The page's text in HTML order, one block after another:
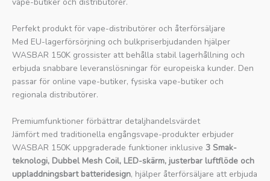
vape-butiker och distributörer.
Perfekt produkt för vape-distributörer och återförsäljare
Med EU-lagerförsörjning och bulkpriserbjudanden hjälper
WASBAR 150K grossister att behålla stabil lagerhållning och
erbjuda snabbare leveranslösningar för europeiska kunder. Den
passar för online vape-butiker, fysiska vape-butiker och
regionala distributörer.
Premiumfunktioner förbättrar detaljhandelsvärdet
Jämfört med traditionella engångsvape-produkter erbjuder
WASBAR 150K uppgraderade funktioner inklusive 3 Smak-
teknologi, Dubbel Mesh Coil, LED-skärm, justerbar luftflöde och
uppladdningsbart batteridesign, hjälper återförsäljare att erbjuda